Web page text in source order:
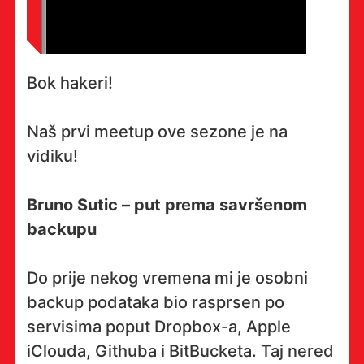
Bok hakeri!
Naš prvi meetup ove sezone je na
vidiku!
Bruno Sutic – put prema savršenom
backupu
Do prije nekog vremena mi je osobni
backup podataka bio rasprsen po
servisima poput Dropbox-a, Apple
iClouda, Githuba i BitBucketa. Taj nered